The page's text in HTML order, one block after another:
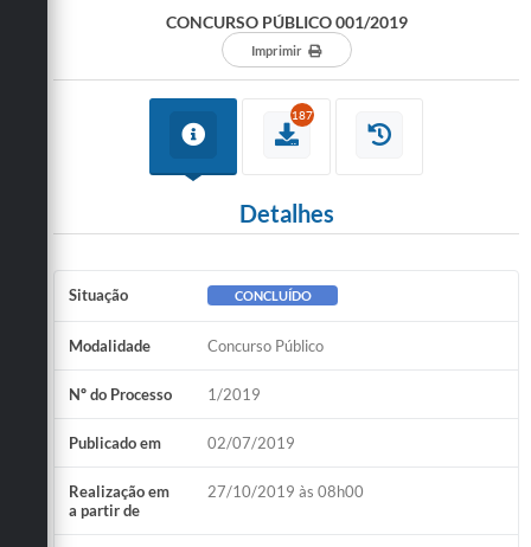
A Nossa Cidade
Formulários
Conselho Tutelar.
Carta de Serviços
Obras
Emprega
Agenda
CONCURSO PÚBLICO 001/2019
Imprimir
187
Detalhes
Situação CONCLUÍDO
Modalidade Concurso Público
Nº do Processo 1/2019
Publicado em 02/07/2019
Realização em
a partir de
27/10/2019 às 08h00